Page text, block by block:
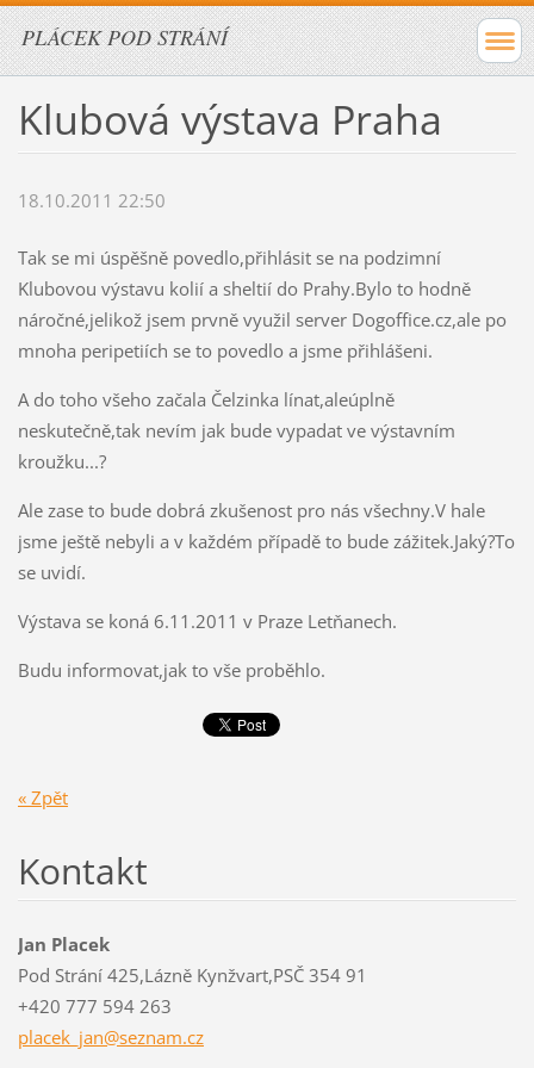
PLÁCEK POD STRÁNÍ
Klubová výstava Praha
18.10.2011 22:50
Tak se mi úspěšně povedlo,přihlásit se na podzimní
Klubovou výstavu kolií a sheltií do Prahy.Bylo to hodně
náročné,jelikož jsem prvně využil server Dogoffice.cz,ale po
mnoha peripetiích se to povedlo a jsme přihlášeni.
A do toho všeho začala Čelzinka línat,aleúplně
neskutečně,tak nevím jak bude vypadat ve výstavním
kroužku...?
Ale zase to bude dobrá zkušenost pro nás všechny.V hale
jsme ještě nebyli a v každém případě to bude zážitek.Jaký?To
se uvidí.
Výstava se koná 6.11.2011 v Praze Letňanech.
Budu informovat,jak to vše proběhlo.
« Zpět
Kontakt
Jan Placek
Pod Strání 425,Lázně Kynžvart,PSČ 354 91
+420 777 594 263
placek_jan@seznam.cz